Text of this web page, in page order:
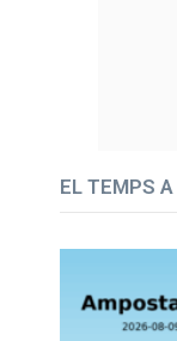
EL TEMPS